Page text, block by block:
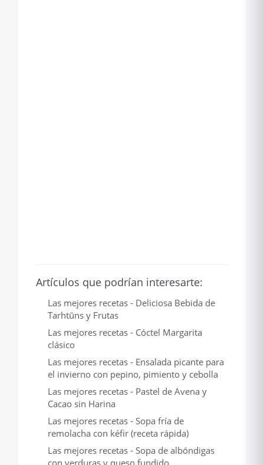
Artículos que podrían interesarte:
Las mejores recetas - Deliciosa Bebida de
Tarhtūns y Frutas
Las mejores recetas - Cóctel Margarita
clásico
Las mejores recetas - Ensalada picante para
el invierno con pepino, pimiento y cebolla
Las mejores recetas - Pastel de Avena y
Cacao sin Harina
Las mejores recetas - Sopa fría de
remolacha con kéfir (receta rápida)
Las mejores recetas - Sopa de albóndigas
con verduras y queso fundido